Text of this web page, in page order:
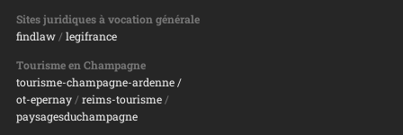
Sites juridiques à vocation générale
findlaw/ legifrance
Tourisme en Champagne
tourisme-champagne-ardenne /
ot-epernay/ reims-tourisme/
paysagesduchampagne